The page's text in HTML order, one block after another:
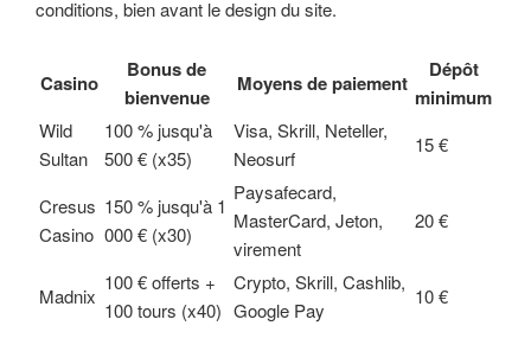
conditions, bien avant le design du site.
Casino
Bonus de
bienvenue
Moyens de paiement
Dépôt
minimum
Wild
Sultan
100 % jusqu'à
500 € (x35)
Visa, Skrill, Neteller,
Neosurf
15 €
Cresus
Casino
150 % jusqu'à 1
000 € (x30)
Paysafecard,
MasterCard, Jeton,
virement
20 €
Madnix
100 € offerts +
100 tours (x40)
Crypto, Skrill, Cashlib,
Google Pay
10 €